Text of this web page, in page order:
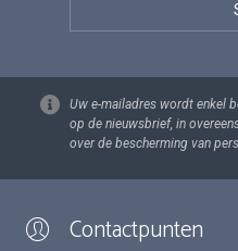
Uw e-mailadres wordt enkel
op de nieuwsbrief, in
over de bescherming van
Contactpunten